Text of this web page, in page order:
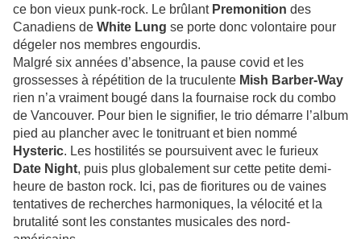
ce bon vieux punk-rock. Le brûlant Premonition des
Canadiens de White Lung se porte donc volontaire pour
dégeler nos membres engourdis.
Malgré six années d’absence, la pause covid et les
grossesses à répétition de la truculente Mish Barber-Way
rien n’a vraiment bougé dans la fournaise rock du combo
de Vancouver. Pour bien le signifier, le trio démarre l’album
pied au plancher avec le tonitruant et bien nommé
Hysteric. Les hostilités se poursuivent avec le furieux
Date Night, puis plus globalement sur cette petite demi-
heure de baston rock. Ici, pas de fioritures ou de vaines
tentatives de recherches harmoniques, la vélocité et la
brutalité sont les constantes musicales des nord-